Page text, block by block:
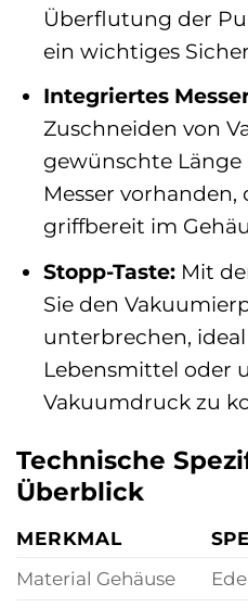
Überflutung der
ein wichtiges
Integriertes
Zuschneiden von
gewünschte
Messer vorhanden,
griffbereit im
Stopp-Taste:Mit
Sie den
unterbrechen,
Lebensmittel oder
Vakuumdruck zu
Technische
Überblick
MERKMAL
Material Gehäuse